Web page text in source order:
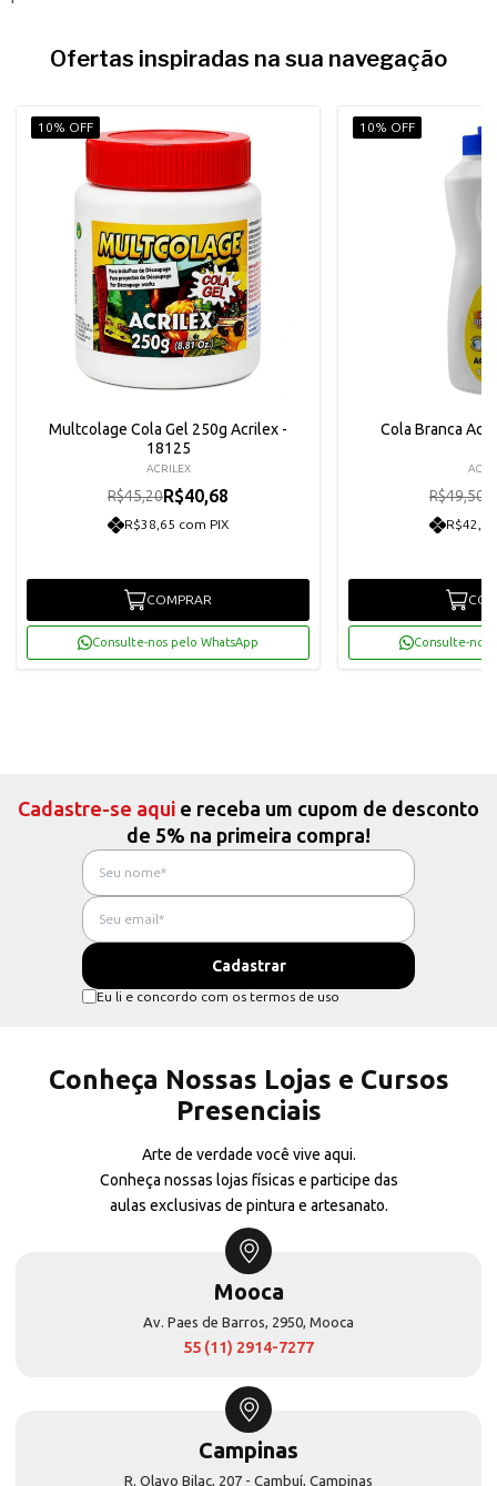
Ofertas inspiradas na sua navegação
10% OFF
Multcolage Cola Gel 250g Acrilex -
18125
ACRILEX
R$45,20R$40,68
R$38,65 com PIX
COMPRAR
Consulte-nos pelo WhatsApp
10% OFF
Cola Branca
R$49,50
Consulte-nos
Cadastre-se aqui e receba um cupom de desconto
de 5% na primeira compra!
Eu li e concordo com os termos de uso
Conheça Nossas Lojas e Cursos
Presenciais
Arte de verdade você vive aqui.
Conheça nossas lojas físicas e participe das
aulas exclusivas de pintura e artesanato.
Mooca
Av. Paes de Barros, 2950, Mooca
55 (11) 2914-7277
Campinas
R. Olavo Bilac, 207 - Cambuí, Campinas